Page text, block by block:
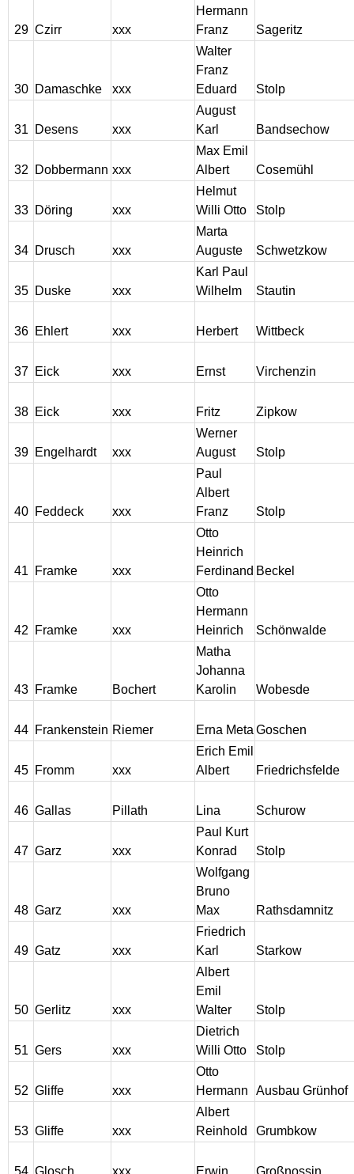
29 Czirr xxx
Hermann
Franz
Sageritz
30 Damaschke xxx
Walter
Franz
Eduard
Stolp
31 Desens xxx
August
Karl
Bandsechow
32 Dobbermann xxx
Max Emil
Albert
Cosemühl
33 Döring xxx
Helmut
Willi Otto
Stolp
34 Drusch xxx
Marta
Auguste
Schwetzkow
35 Duske xxx
Karl Paul
Wilhelm
Stautin
36 Ehlert xxx Herbert Wittbeck
37 Eick xxx Ernst Virchenzin
38 Eick xxx Fritz Zipkow
39 Engelhardt xxx
Werner
August
Stolp
40 Feddeck xxx
Paul
Albert
Franz
Stolp
41 Framke xxx
Otto
Heinrich
Ferdinand Beckel
42 Framke xxx
Otto
Hermann
Heinrich
Schönwalde
43 Framke Bochert
Matha
Johanna
Karolin
Wobesde
44 Frankenstein Riemer Erna MetaGoschen
45 Fromm xxx
Erich Emil
Albert
Friedrichsfelde
46 Gallas Pillath Lina Schurow
47 Garz xxx
Paul Kurt
Konrad
Stolp
48 Garz xxx
Wolfgang
Bruno
Max
Rathsdamnitz
49 Gatz xxx
Friedrich
Karl
Starkow
50 Gerlitz xxx
Albert
Emil
Walter
Stolp
51 Gers xxx
Dietrich
Willi Otto
Stolp
52 Gliffe xxx
Otto
Hermann
Ausbau Grünhof
53 Gliffe xxx
Albert
Reinhold
Grumbkow